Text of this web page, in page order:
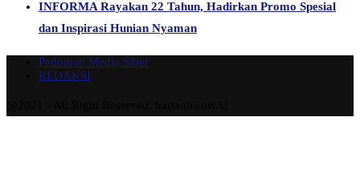
INFORMA Rayakan 22 Tahun, Hadirkan Promo Spesial
dan Inspirasi Hunian Nyaman
Pedoman Media Siber
REDAKSI